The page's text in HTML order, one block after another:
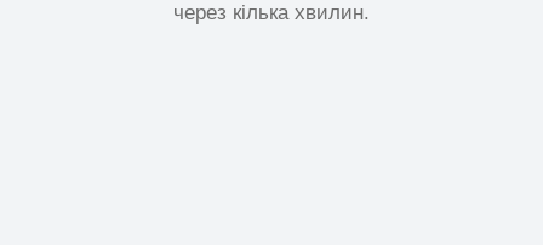
через кілька хвилин.